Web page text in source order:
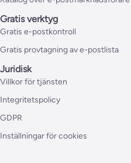
Gratis verktyg
Gratis e-postkontroll
Gratis provtagning av e-postlista
Juridisk
Villkor för tjänsten
Integritetspolicy
GDPR
Inställningar för cookies